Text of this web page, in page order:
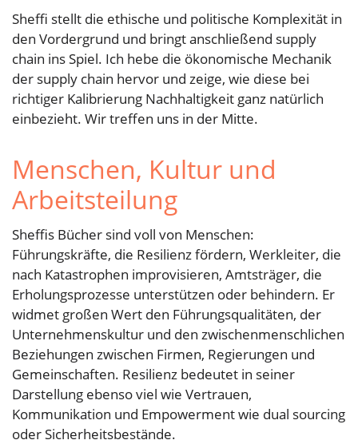
Sheffi stellt die ethische und politische Komplexität in
den Vordergrund und bringt anschließend supply
chain ins Spiel. Ich hebe die ökonomische Mechanik
der supply chain hervor und zeige, wie diese bei
richtiger Kalibrierung Nachhaltigkeit ganz natürlich
einbezieht. Wir treffen uns in der Mitte.
Menschen, Kultur und
Arbeitsteilung
Sheffis Bücher sind voll von Menschen:
Führungskräfte, die Resilienz fördern, Werkleiter, die
nach Katastrophen improvisieren, Amtsträger, die
Erholungsprozesse unterstützen oder behindern. Er
widmet großen Wert den Führungsqualitäten, der
Unternehmenskultur und den zwischenmenschlichen
Beziehungen zwischen Firmen, Regierungen und
Gemeinschaften. Resilienz bedeutet in seiner
Darstellung ebenso viel wie Vertrauen,
Kommunikation und Empowerment wie dual sourcing
oder Sicherheitsbestände.